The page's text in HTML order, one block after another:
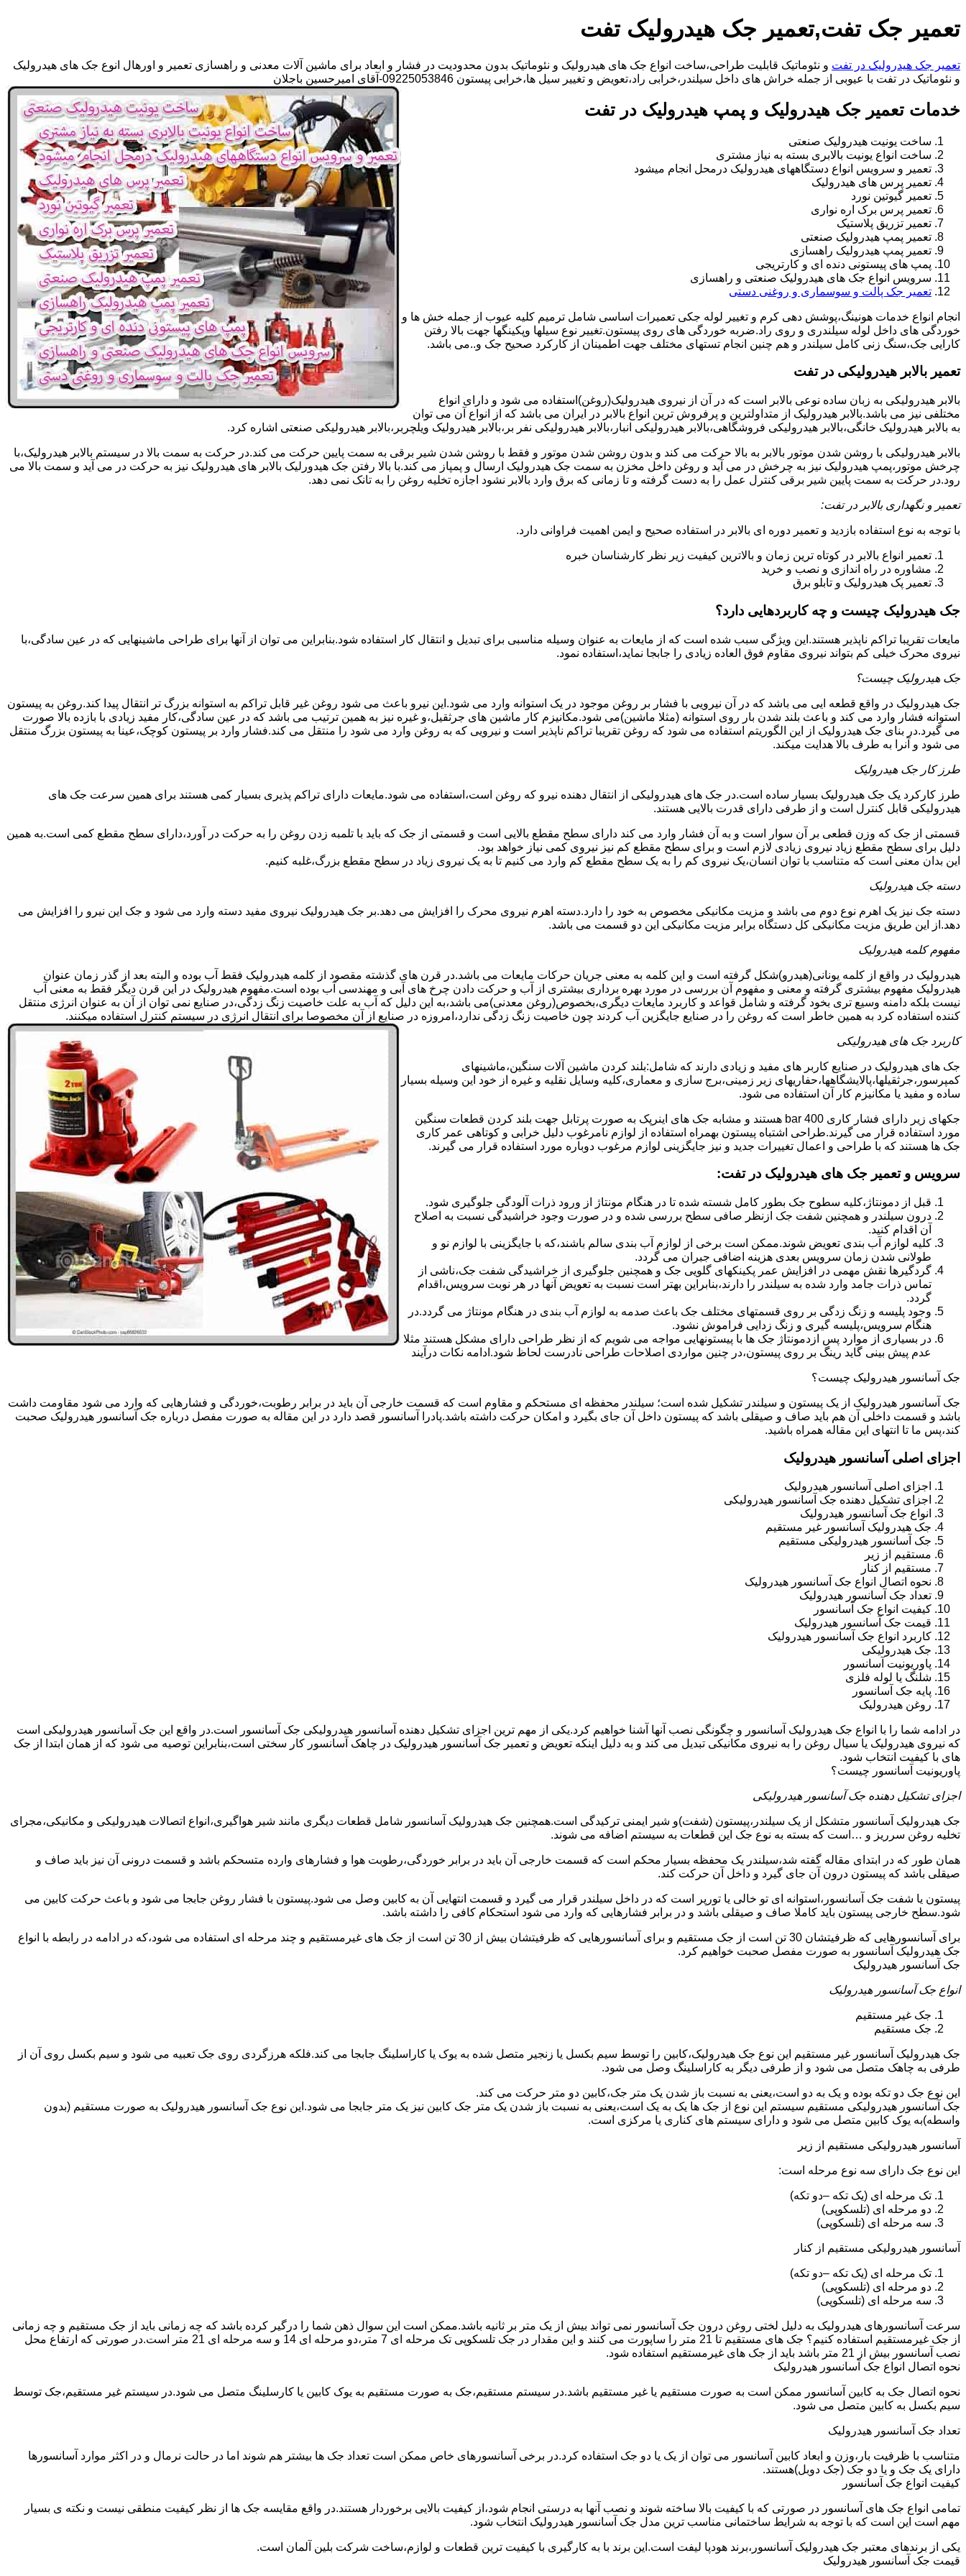
تعمیر جک تفت,تعمیر جک هیدرولیک تفت
تعمیر جک هیدرولیک در تفت و نئوماتیک قابلیت طراحی،ساخت انواع جک های هیدرولیک و نئوماتیک بدون محدودیت در فشار و ابعاد برای ماشین آلات معدنی و راهسازی تعمیر و اورهال انوع جک های هیدرولیک
و نئوماتیک در تفت با عیوبی از جمله خراش های داخل سیلندر،خرابی راد،تعویض و تغییر سیل ها،خرابی پیستون 09225053846-آقای امیرحسین باجلان
خدمات تعمیر جک هیدرولیک و پمپ هیدرولیک در تفت
ساخت یونیت هیدرولیک صنعتی
ساخت انواع یونیت بالابری بسته به نیاز مشتری
تعمیر و سرویس انواع دستگاههای هیدرولیک درمحل انجام میشود
تعمیر پرس های هیدرولیک
تعمیر گیوتین نورد
تعمیر پرس برک اره نواری
تعمیر تزریق پلاستیک
تعمیر پمپ هیدرولیک صنعتی
تعمیر پمپ هیدرولیک راهسازی
پمپ های پیستونی دنده ای و کارتریجی
سرویس انواع جک های هیدرولیک صنعتی و راهسازی
تعمیر جک پالت و سوسماری و روغنی دستی
انجام انواع خدمات هونینگ،پوشش دهی کرم و تغییر لوله جکی تعمیرات اساسی شامل ترمیم کلیه عیوب از جمله خش ها و
خوردگی های داخل لوله سیلندری و روی راد.ضربه خوردگی های روی پیستون.تغییر نوع سیلها وپکینگها جهت بالا رفتن
کارایی جک،سنگ زنی کامل سیلندر و هم چنین انجام تستهای مختلف جهت اطمینان از کارکرد صحیح جک و..می باشد.
تعمیر بالابر هیدرولیکی در تفت
بالابر هیدرولیکی به زبان ساده نوعی بالابر است که در آن از نیروی هیدرولیک(روغن)استفاده می شود و دارای انواع
مختلفی نیز می باشد.بالابر هیدرولیک از متداولترین و پرفروش ترین انواع بالابر در ایران می باشد که از انواع آن می توان
به بالابر هیدرولیک خانگی،بالابر هیدرولیکی فروشگاهی،بالابر هیدرولیکی انبار،بالابر هیدرولیکی نفر بر،بالابر هیدرولیک ویلچربر،بالابر هیدرولیکی صنعتی اشاره کرد.
بالابر هیدرولیکی با روشن شدن موتور بالابر به بالا حرکت می کند و بدون روشن شدن موتور و فقط با روشن شدن شیر برقی به سمت پایین حرکت می کند.در حرکت به سمت بالا در سیستم بالابر هیدرولیک،با
چرخش موتور،پمپ هیدرولیک نیز به چرخش در می آید و روغن داخل مخزن به سمت جک هیدرولیک ارسال و پمپاز می کند.با بالا رفتن جک هیدورلیک بالابر های هیدرولیک نیز به حرکت در می آید و سمت بالا می
رود.در حرکت به سمت پایین شیر برقی کنترل عمل را به دست گرفته و تا زمانی که برق وارد بالابر نشود اجازه تخلیه روغن را به تانک نمی دهد.
تعمیر و نگهداری بالابر در تفت:
با توجه به نوع استفاده بازدید و تعمیر دوره ای بالابر در استفاده صحیح و ایمن اهمیت فراوانی دارد.
تعمیر انواع بالابر در کوتاه ترین زمان و بالاترین کیفیت زیر نظر کارشناسان خبره
مشاوره در راه اندازی و نصب و خرید
تعمیر پک هیدرولیک و تابلو برق
جک هیدرولیک چیست و چه کاربردهایی دارد؟
مایعات تقریبا تراکم ناپذیر هستند.این ویژگی سبب شده است که از مایعات به عنوان وسیله مناسبی برای تبدیل و انتقال کار استفاده شود.بنابراین می توان از آنها برای طراحی ماشینهایی که در عین سادگی،با
نیروی محرک خیلی کم بتواند نیروی مقاوم فوق العاده زیادی را جابجا نماید،استفاده نمود.
جک هیدرولیک چیست؟
جک هیدرولیک در واقع قطعه ایی می باشد که در آن نیرویی با فشار بر روغن موجود در یک استوانه وارد می شود.این نیرو باعث می شود روغن غیر قابل تراکم به استوانه بزرگ تر انتقال پیدا کند.روغن به پیستون
استوانه فشار وارد می کند و باعث بلند شدن بار روی استوانه (مثلا ماشین)می شود.مکانیزم کار ماشین های جرثقیل،و غیره نیز به همین ترتیب می باشد که در عین سادگی،کار مفید زیادی با بازده بالا صورت
می گیرد.در بنای جک هیدرولیک از این الگوریتم استفاده می شود که روغن تقریبا تراکم ناپذیر است و نیرویی که به روغن وارد می شود را منتقل می کند.فشار وارد بر پیستون کوچک،عینا به پیستون بزرگ منتقل
می شود و آنرا به طرف بالا هدایت میکند.
طرز کار جک هیدرولیک
طرز کارکرد یک جک هیدرولیک بسیار ساده است.در جک های هیدرولیکی از انتقال دهنده نیرو که روغن است،استفاده می شود.مایعات دارای تراکم پذیری بسیار کمی هستند برای همین سرعت جک های
هیدرولیکی قابل کنترل است و از طرفی دارای قدرت بالایی هستند.
قسمتی از جک که وزن قطعی بر آن سوار است و به آن فشار وارد می کند دارای سطح مقطع بالایی است و قسمتی از جک که باید با تلمبه زدن روغن را به حرکت در آورد،دارای سطح مقطع کمی است.به همین
دلیل برای سطح مقطع زیاد نیروی زیادی لازم است و برای سطح مقطع کم نیز نیروی کمی نیاز خواهد بود.
این بدان معنی است که متناسب با توان انسان،یک نیروی کم را به یک سطح مقطع کم وارد می کنیم تا به یک نیروی زیاد در سطح مقطع بزرگ،غلبه کنیم.
دسته جک هیدرولیک
دسته جک نیز یک اهرم نوع دوم می باشد و مزیت مکانیکی مخصوص به خود را دارد.دسته اهرم نیروی محرک را افزایش می دهد.بر جک هیدرولیک نیروی مفید دسته وارد می شود و جک این نیرو را افزایش می
دهد.از این طریق مزیت مکانیکی کل دستگاه برابر مزیت مکانیکی این دو قسمت می باشد.
مفهوم کلمه هیدرولیک
هیدرولیک در واقع از کلمه یونانی(هیدرو)شکل گرفته است و این کلمه به معنی جریان حرکات مایعات می باشد.در قرن های گذشته مقصود از کلمه هیدرولیک فقط آب بوده و البته بعد از گذر زمان عنوان
هیدرولیک مفهوم بیشتری گرفته و معنی و مفهوم آن بررسی در مورد بهره برداری بیشتری از آب و حرکت دادن چرخ های آبی و مهندسی آب بوده است.مفهوم هیدرولیک در این قرن دیگر فقط به معنی آب
نیست بلکه دامنه وسیع تری بخود گرفته و شامل قواعد و کاربرد مایعات دیگری،بخصوص(روغن معدنی)می باشد،به این دلیل که آب به علت خاصیت زنگ زدگی،در صنایع نمی توان از آن به عنوان انرژی منتقل
کننده استفاده کرد به همین خاطر است که روغن را در صنایع جایگزین آب کردند چون خاصیت زنگ زدگی ندارد،امروزه در صنایع از آن مخصوصا برای انتقال انرژی در سیستم کنترل استفاده میکنند.
کاربرد جک های هیدرولیکی
جک های هیدرولیک در صنایع کاربر های مفید و زیادی دارند که شامل:بلند کردن ماشین آلات سنگین،ماشینهای
کمپرسور،جرثقیلها،پالایشگاهها،حفاریهای زیر زمینی،برج سازی و معماری،کلیه وسایل نقلیه و غیره از خود این وسیله بسیار
ساده و مفید یا مکانیزم کار آن استفاده می شود.
جکهای زیر دارای فشار کاری 400 bar هستند و مشابه جک های اینرپک به صورت پرتابل جهت بلند کردن قطعات سنگین
مورد استفاده قرار می گیرند.طراحی اشتباه پیستون بهمراه استفاده از لوازم نامرغوب دلیل خرابی و کوتاهی عمر کاری
جک ها هستند که با طراحی و اعمال تغییرات جدید و نیز جایگزینی لوازم مرغوب دوباره مورد استفاده قرار می گیرند.
سرویس و تعمیر جک های هیدرولیک در تفت:
قبل از دمونتاژ،کلیه سطوح جک بطور کامل شسته شده تا در هنگام مونتاژ از ورود ذرات آلودگی جلوگیری شود.
درون سیلندر و همچنین شفت جک ازنظر صافی سطح بررسی شده و در صورت وجود خراشیدگی نسبت به اصلاح
آن اقدام کنید.
کلیه لوازم آب بندی تعویض شوند.ممکن است برخی از لوازم آب بندی سالم باشند،که با جایگزینی با لوازم نو و
طولانی شدن زمان سرویس بعدی هزینه اضافی جبران می گردد.
گردگیرها نقش مهمی در افزایش عمر پکینکهای گلویی جک و همچنین جلوگیری از خراشیدگی شفت جک،ناشی از
تماس ذرات جامد وارد شده به سیلندر را دارند،بنابراین بهتر است نسبت به تعویض آنها در هر نوبت سرویس،اقدام
گردد.
وجود پلیسه و زنگ زدگی بر روی قسمتهای مختلف جک باعث صدمه به لوازم آب بندی در هنگام مونتاژ می گردد.در
هنگام سرویس،پلیسه گیری و زنگ زدایی فراموش نشود.
در بسیاری از موارد پس ازدمونتاژ جک ها با پیستونهایی مواجه می شویم که از نظر طراحی دارای مشکل هستند مثلا
عدم پیش بینی گاید رینگ بر روی پیستون،در چنین مواردی اصلاحات طراحی نادرست لحاظ شود.ادامه نکات درآیند
جک آسانسور هیدرولیک چیست؟
جک آسانسور هیدرولیک از یک پیستون و سیلندر تشکیل شده است؛ سیلندر محفظه ای مستحکم و مقاوم است که قسمت خارجی آن باید در برابر رطوبت،خوردگی و فشارهایی که وارد می شود مقاومت داشت
باشد و قسمت داخلی آن هم باید صاف و صیقلی باشد که پیستون داخل آن جای بگیرد و امکان حرکت داشته باشد.پادرا آسانسور قصد دارد در این مقاله به صورت مفصل درباره جک آسانسور هیدرولیک صحبت
کند،پس ما تا انتهای این مقاله همراه باشید.
اجزای اصلی آسانسور هیدرولیک
اجزای اصلی آسانسور هیدرولیک
اجزای تشکیل دهنده جک آسانسور هیدرولیکی
انواع جک آسانسور هیدرولیک
جک هیدرولیک آسانسور غیر مستقیم
جک آسانسور هیدرولیکی مستقیم
مستقیم از زیر
مستقیم از کنار
نحوه اتصال انواع جک آسانسور هیدرولیک
تعداد جک آسانسور هیدرولیک
کیفیت انواع جک آسانسور
قیمت جک آسانسور هیدرولیک
کاربرد انواع جک آسانسور هیدرولیک
جک هیدرولیکی
پاوریونیت آسانسور
شلنگ یا لوله فلزی
پایه جک آسانسور
روغن هیدرولیک
در ادامه شما را با انواع جک هیدرولیک آسانسور و چگونگی نصب آنها آشنا خواهیم کرد.یکی از مهم ترین اجزای تشکیل دهنده آسانسور هیدرولیکی جک آسانسور است.در واقع این جک آسانسور هیدرولیکی است
که نیروی هیدرولیک یا سیال روغن را به نیروی مکانیکی تبدیل می کند و به دلیل اینکه تعویض و تعمیر جک آسانسور هیدرولیک در چاهک آسانسور کار سختی است،بنابراین توصیه می شود که از همان ابتدا از جک
های با کیفیت انتخاب شود.
پاوریونیت آسانسور چیست؟
اجزای تشکیل دهنده جک آسانسور هیدرولیکی
جک هیدرولیک آسانسور متشکل از یک سیلندر،پیستون (شفت)و شیر ایمنی ترکیدگی است.همچنین جک هیدرولیک آسانسور شامل قطعات دیگری مانند شیر هواگیری،انواع اتصالات هیدرولیکی و مکانیکی،مجرای
تخلیه روغن سرریز و …است که بسته به نوع جک این قطعات به سیستم اضافه می شوند.
همان طور که در ابتدای مقاله گفته شد،سیلندر یک محفظه بسیار محکم است که قسمت خارجی آن باید در برابر خوردگی،رطوبت هوا و فشارهای وارده متسحکم باشد و قسمت درونی آن نیز باید صاف و
صیقلی باشد که پیستون درون آن جای گیرد و داخل آن حرکت کند.
پیستون یا شفت جک آسانسور،استوانه ای تو خالی یا تورپر است که در داخل سیلندر قرار می گیرد و قسمت انتهایی آن به کابین وصل می شود.پیستون با فشار روغن جابجا می شود و باعث حرکت کابین می
شود.سطح خارجی پیستون باید کاملا صاف و صیقلی باشد و در برابر فشارهایی که وارد می شود استحکام کافی را داشته باشد.
برای آسانسورهایی که ظرفیتشان 30 تن است از جک مستقیم و برای آسانسورهایی که ظرفیتشان بیش از 30 تن است از جک های غیرمستقیم و چند مرحله ای استفاده می شود،که در ادامه در رابطه با انواع
جک هیدرولیک آسانسور به صورت مفصل صحبت خواهیم کرد.
جک آسانسور هیدرولیک
انواع جک آسانسور هیدرولیک
جک غیر مستقیم
جک مستقیم
جک هیدرولیک آسانسور غیر مستقیم این نوع جک هیدرولیک،کابین را توسط سیم بکسل یا زنجیر متصل شده به یوک یا کاراسلینگ جابجا می کند.فلکه هرزگردی روی جک تعبیه می شود و سیم بکسل روی آن از
طرفی به چاهک متصل می شود و از طرفی دیگر به کاراسلینگ وصل می شود.
این نوع جک دو تکه بوده و یک به دو است،یعنی به نسبت باز شدن یک متر جک،کابین دو متر حرکت می کند.
جک آسانسور هیدرولیکی مستقیم سیستم این نوع از جک ها یک به یک است،یعنی به نسبت باز شدن یک متر جک کابین نیز یک متر جابجا می شود.این نوع جک آسانسور هیدرولیک به صورت مستقیم (بدون
واسطه)به یوک کابین متصل می شود و دارای سیستم های کناری یا مرکزی است.
آسانسور هیدرولیکی مستقیم از زیر
این نوع جک دارای سه نوع مرحله است:
تک مرحله ای (یک تکه –دو تکه)
دو مرحله ای (تلسکوپی)
سه مرحله ای (تلسکوپی)
آسانسور هیدرولیکی مستقیم از کنار
تک مرحله ای (یک تکه –دو تکه)
دو مرحله ای (تلسکوپی)
سه مرحله ای (تلسکوپی)
سرعت آسانسورهای هیدرولیک به دلیل لختی روغن درون جک آسانسور نمی تواند بیش از یک متر بر ثانیه باشد.ممکن است این سوال ذهن شما را درگیر کرده باشد که چه زمانی باید از جک مستقیم و چه زمانی
از جک غیرمستقیم استفاده کنیم؟ جک های مستقیم تا 21 متر را ساپورت می کنند و این مقدار در جک تلسکوپی تک مرحله ای 7 متر،دو مرحله ای 14 و سه مرحله ای 21 متر است.در صورتی که ارتفاع محل
نصب آسانسور بیش از 21 متر باشد باید از جک های غیرمستقیم استفاده شود.
نحوه اتصال انواع جک آسانسور هیدرولیک
نحوه اتصال جک به کابین آسانسور ممکن است به صورت مستقیم یا غیر مستقیم باشد.در سیستم مستقیم،جک به صورت مستقیم به یوک کابین یا کارسلینگ متصل می شود.در سیستم غیر مستقیم،جک توسط
سیم بکسل به کابین متصل می شود.
تعداد جک آسانسور هیدرولیک
متناسب با ظرفیت بار،وزن و ابعاد کابین آسانسور می توان از یک یا دو جک استفاده کرد.در برخی آسانسورهای خاص ممکن است تعداد جک ها بیشتر هم شوند اما در حالت نرمال و در اکثر موارد آسانسورها
دارای یک جک و یا دو جک (جک دوبل)هستند.
کیفیت انواع جک آسانسور
تمامی انواع جک های آسانسور در صورتی که با کیفیت بالا ساخته شوند و نصب آنها به درستی انجام شود،از کیفیت بالایی برخوردار هستند.در واقع مقایسه جک ها از نظر کیفیت منطقی نیست و نکته ی بسیار
مهم است این است که با توجه به شرایط ساختمانی مناسب ترین مدل جک آسانسور هیدرولیک انتخاب شود.
یکی از برندهای معتبر جک هیدرولیک آسانسور،برند هودپا لیفت است.این برند با به کارگیری با کیفیت ترین قطعات و لوازم،ساخت شرکت بلین آلمان است.
قیمت جک آسانسور هیدرولیک